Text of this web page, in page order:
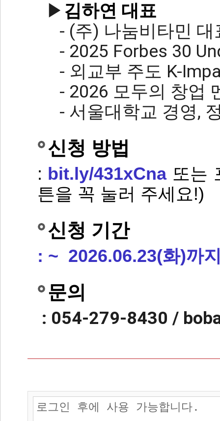
▶ 김하연 대표
- (주) 나눔비타민 대
- 2025 Forbes 30
- 외교부 주도 K-
- 2026 모두의 창업
- 서울대학교 경영,
신청 방법
: bit.ly/431xCna 또는
튼을 꼭 눌러 주세요!)
신청 기간
: ~ 2026.06.23(화)까
문의
: 054-279-8430 /